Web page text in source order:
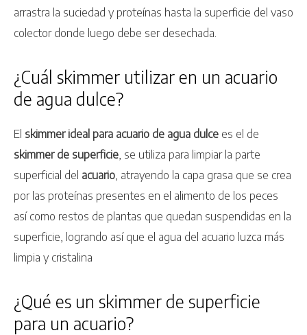
arrastra la suciedad y proteínas hasta la superficie del vaso
colector donde luego debe ser desechada.
¿Cuál skimmer utilizar en un acuario
de agua dulce?
El skimmer ideal para acuario de agua dulce es el de
skimmer de superficie , se utiliza para limpiar la parte
superficial del acuario , atrayendo la capa grasa que se crea
por las proteínas presentes en el alimento de los peces
así como restos de plantas que quedan suspendidas en la
superficie, logrando así que el agua del acuario luzca más
limpia y cristalina
¿Qué es un skimmer de superficie
para un acuario?